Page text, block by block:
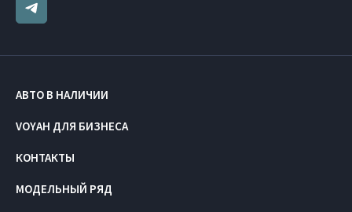
АВТО В НАЛИЧИИ
VOYAH ДЛЯ БИЗНЕСА
КОНТАКТЫ
МОДЕЛЬНЫЙ РЯД